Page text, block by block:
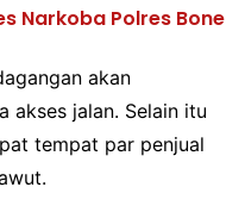
Narkoba Polres Bone
akan
akses jalan. Selain itu
tempat par penjual